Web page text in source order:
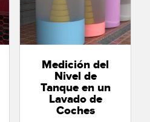
Medición del
Nivel de
Tanque en un
Lavado de
Coches